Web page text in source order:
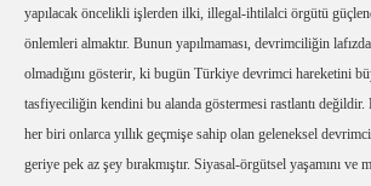
yapılacak öncelikli işlerden ilki, illegal-ihtilalci örgütü
önlemleri almaktır. Bunun yapılmaması, devrimciliğin
olmadığını gösterir, ki bugün Türkiye devrimci hareketini
tasfiyeciliğin kendini bu alanda göstermesi rastlantı
her biri onlarca yıllık geçmişe sahip olan geleneksel
geriye pek az şey bırakmıştır. Siyasal-örgütsel yaşamını ve